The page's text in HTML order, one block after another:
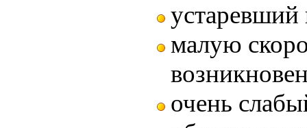
устаревший
малую
очень